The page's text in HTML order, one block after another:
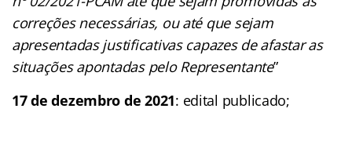
correções necessárias, ou até que sejam
apresentadas justificativas capazes de afastar as
situações apontadas pelo Representante”
17 de dezembro de 2021: edital publicado;